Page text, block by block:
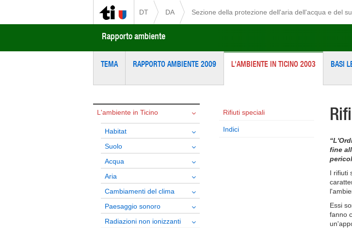
DT DA Sezione della protezione dell'aria dell'acqua e del
Rapporto ambiente
TEMA RAPPORTO AMBIENTE 2009 L'AMBIENTE IN TICINO 2003 BASI
L'ambiente in Ticino
Habitat
Suolo
Acqua
Aria
Cambiamenti del clima
Paesaggio sonoro
Radiazioni non ionizzanti
Rifiuti speciali
Indici
fine
I rifiuti
Essi
fanno